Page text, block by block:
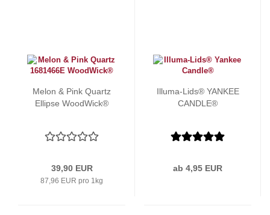
Melon & Pink Quartz
Ellipse WoodWick®
39,90 EUR
87,96 EUR pro 1kg
Illuma-Lids® YANKEE
CANDLE®
ab 4,95 EUR